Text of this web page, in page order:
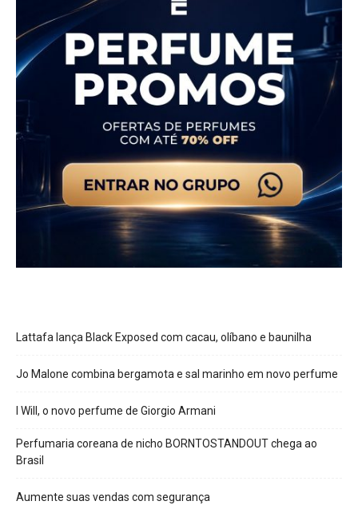
Lattafa lança Black Exposed com cacau, olíbano e baunilha
Jo Malone combina bergamota e sal marinho em novo perfume
I Will, o novo perfume de Giorgio Armani
Perfumaria coreana de nicho BORNTOSTANDOUT chega ao
Brasil
Aumente suas vendas com segurança